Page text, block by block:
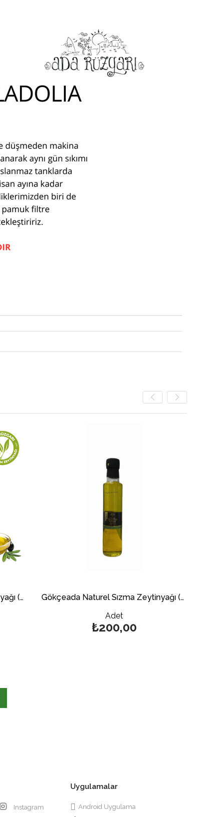
Gökçeada Naturel Sızma Zeytinyağı (Galon) 500 ml.
Gökçeada Naturel Sızma Zeytinyağı (Dorika) 250 ml.
Adet
₺200,00
Instagram
Uygulamalar
Android Uygulama